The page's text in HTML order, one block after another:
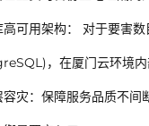
高可用架构： 对于要害
，在厦门云环境内
容灾：保障服务品质不间